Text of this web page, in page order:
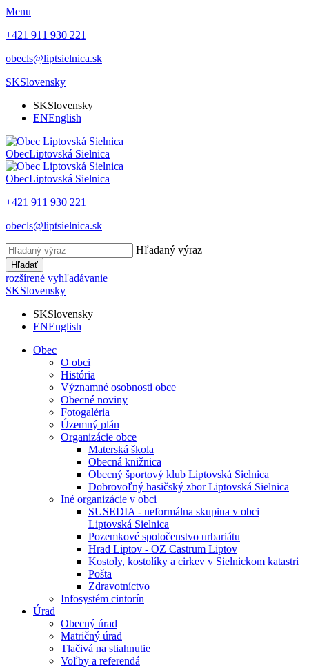
Menu
+421 911 930 221
obecls@liptsielnica.sk
SKSlovensky
SKSlovensky
ENEnglish
ObecLiptovská Sielnica
ObecLiptovská Sielnica
+421 911 930 221
obecls@liptsielnica.sk
Hľadaný výraz
Hľadať
rozšírené vyhľadávanie
SKSlovensky
SKSlovensky
ENEnglish
Obec
O obci
História
Významné osobnosti obce
Obecné noviny
Fotogaléria
Územný plán
Organizácie obce
Materská škola
Obecná knižnica
Obecný športový klub Liptovská Sielnica
Dobrovoľný hasičský zbor Liptovská Sielnica
Iné organizácie v obci
SUSEDIA - neformálna skupina v obci
Liptovská Sielnica
Pozemkové spoločenstvo urbariátu
Hrad Liptov - OZ Castrum Liptov
Kostoly, kostolíky a cirkev v Sielnickom katastri
Pošta
Zdravotníctvo
Infosystém cintorín
Úrad
Obecný úrad
Matričný úrad
Tlačivá na stiahnutie
Voľby a referendá